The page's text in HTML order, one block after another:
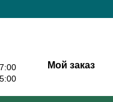
Мой заказ